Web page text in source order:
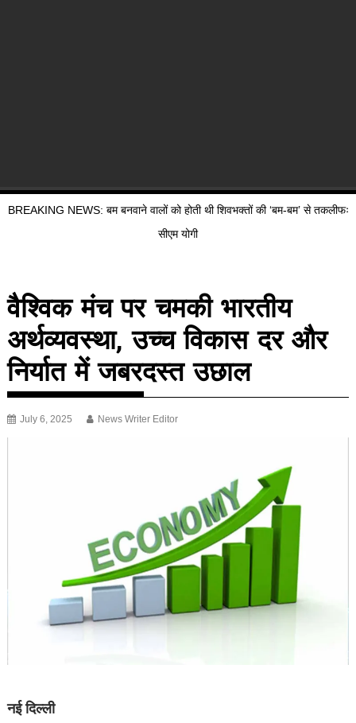
BREAKING NEWS: बम बनवाने वालों को होती थी शिवभक्तों की ‘बम-बम’ से तकलीफः
सीएम योगी
वैश्विक मंच पर चमकी भारतीय
अर्थव्यवस्था, उच्च विकास दर और
निर्यात में जबरदस्त उछाल
July 6, 2025 News Writer Editor
नई दिल्ली